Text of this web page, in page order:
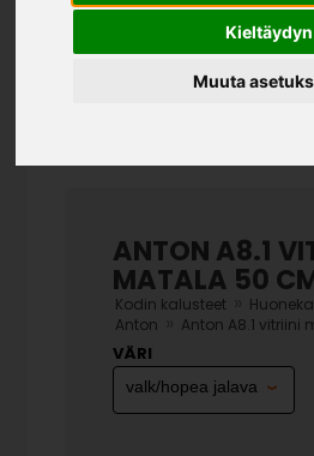
Kieltäydyn
Muuta
ANTON A8.1
MATALA 50
Kodin kalusteet
Anton Anton A8.1
VÄRI